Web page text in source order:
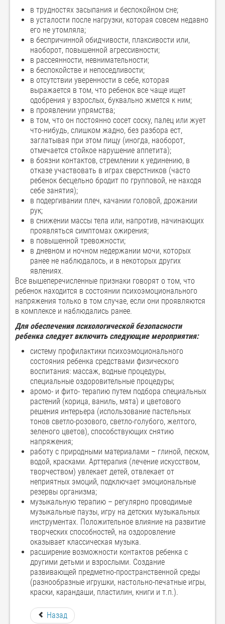
в трудностях засыпания и беспокойном сне;
в усталости после нагрузки, которая совсем недавно
его не утомляла;
в беспричинной обидчивости, плаксивости или,
наоборот, повышенной агрессивности;
в рассеянности, невнимательности;
в беспокойстве и непоседливости;
в отсутствии уверенности в себе, которая
выражается в том, что ребенок все чаще ищет
одобрения у взрослых, буквально жмется к ним;
в проявлении упрямства;
в том, что он постоянно сосет соску, палец или жует
что-нибудь, слишком жадно, без разбора ест,
заглатывая при этом пищу (иногда, наоборот,
отмечается стойкое нарушение аппетита);
в боязни контактов, стремлении к уединению, в
отказе участвовать в играх сверстников (часто
ребенок бесцельно бродит по групповой, не находя
себе занятия);
в подергивании плеч, качании головой, дрожании
рук;
в снижении массы тела или, напротив, начинающих
проявляться симптомах ожирения;
в повышенной тревожности;
в дневном и ночном недержании мочи, которых
ранее не наблюдалось, и в некоторых других
явлениях.
Все вышеперечисленные признаки говорят о том, что
ребенок находится в состоянии психоэмоционального
напряжения только в том случае, если они проявляются
в комплексе и наблюдались ранее.
Для обеспечения психологической безопасности
ребенка следует включить следующие мероприятия:
систему профилактики психоэмоционального
состояния ребенка средствами физического
воспитания: массаж, водные процедуры,
специальные оздоровительные процедуры;
аромо- и фито- терапию путем подбора специальных
растений (корица, ваниль, мята) и цветового
решения интерьера (использование пастельных
тонов светло-розового, светло-голубого, желтого,
зеленого цветов), способствующих снятию
напряжения;
работу с природными материалами – глиной, песком,
водой, красками. Арттерапия (лечение искусством,
творчеством) увлекает детей, отвлекает от
неприятных эмоций, подключает эмоциональные
резервы организма;
музыкальную терапию – регулярно проводимые
музыкальные паузы, игру на детских музыкальных
инструментах. Положительное влияние на развитие
творческих способностей, на оздоровление
оказывает классическая музыка.
расширение возможности контактов ребенка с
другими детьми и взрослыми. Создание
развивающей предметно-пространственной среды
(разнообразные игрушки, настольно-печатные игры,
краски, карандаши, пластилин, книги и т.п.).
Назад